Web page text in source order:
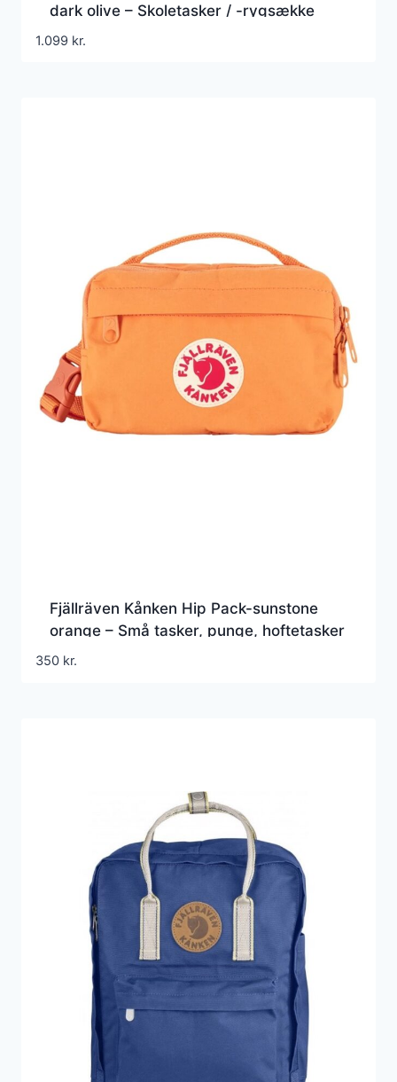
dark olive – Skoletasker / -rygsække
1.099 kr.
Fjällräven Kånken Hip Pack-sunstone
orange – Små tasker, punge, hoftetasker
mm.
350 kr.